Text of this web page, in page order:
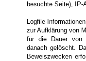
besuchte Seite), IP-
Logfile-
zur Aufklärung von
für die Dauer von
danach gelöscht.
Beweiszwecken